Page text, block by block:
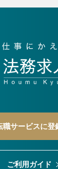
職サービスに登
ご利用ガイド